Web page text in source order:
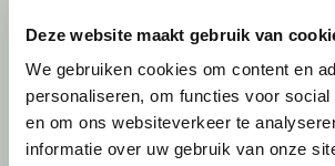
Deze website maakt gebruik van
We gebruiken cookies om content en
personaliseren, om functies voor social
en om ons websiteverkeer te
informatie over uw gebruik van onze